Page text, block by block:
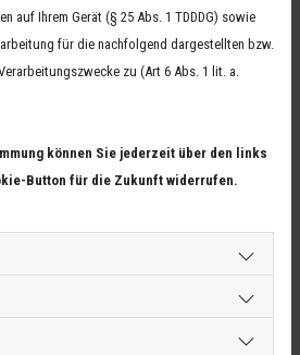
auf Ihrem Gerät (§ 25 Abs. 1 TDDDG) sowie
für die nachfolgend dargestellten bzw.
zu (Art 6 Abs. 1 lit. a.
können Sie jederzeit über den links
Button für die Zukunft widerrufen.